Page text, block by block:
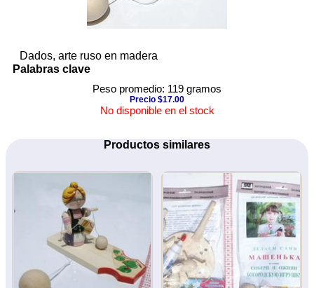
Dados, arte ruso en madera
Palabras clave
Peso promedio: 119 gramos
Precio $17.00
No disponible en el stock
Productos similares